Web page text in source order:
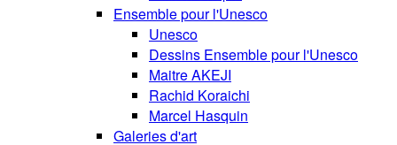
Ensemble pour l'Unesco
Unesco
Dessins Ensemble pour l'Unesco
Maitre AKEJI
Rachid Koraichi
Marcel Hasquin
Galeries d'art